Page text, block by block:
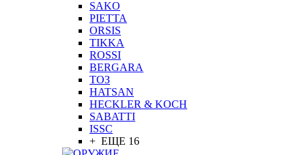
SAKO
PIETTA
ORSIS
TIKKA
ROSSI
BERGARA
ТОЗ
HATSAN
HECKLER & KOCH
SABATTI
ISSC
+ ЕЩЕ 16